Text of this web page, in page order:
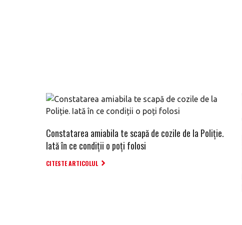
Constatarea amiabila te scapă de cozile de la Poliție.
Iată în ce condiții o poți folosi
CITESTE ARTICOLUL